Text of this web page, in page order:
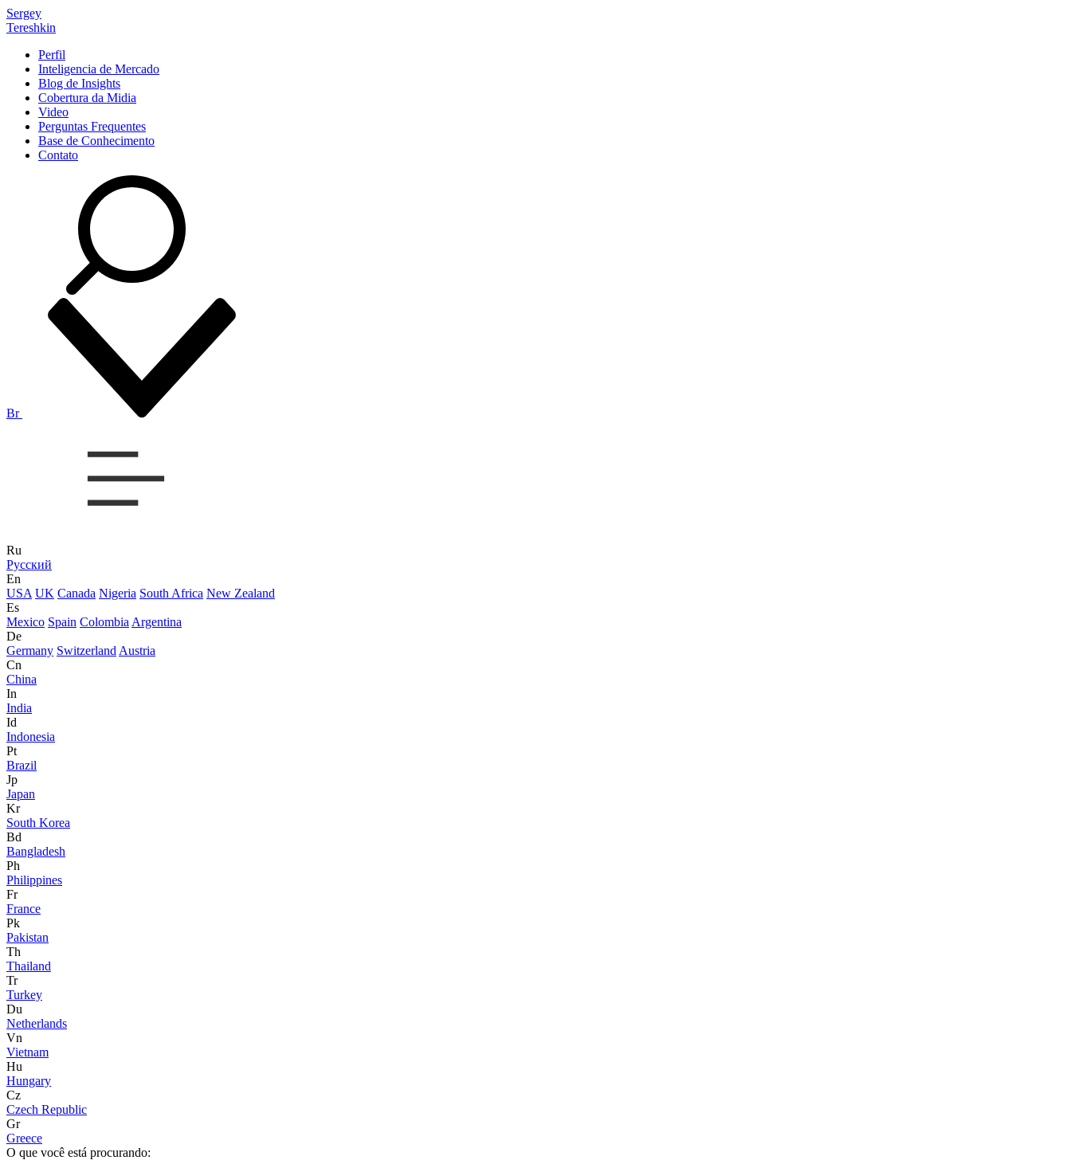
Sergey
Tereshkin
Perfil
Inteligencia de Mercado
Blog de Insights
Cobertura da Midia
Video
Perguntas Frequentes
Base de Conhecimento
Contato
Br
Ru
Русский
En
USA UK Canada Nigeria South Africa New Zealand
Es
Mexico Spain Colombia Argentina
De
Germany Switzerland Austria
Cn
China
In
India
Id
Indonesia
Pt
Brazil
Jp
Japan
Kr
South Korea
Bd
Bangladesh
Ph
Philippines
Fr
France
Pk
Pakistan
Th
Thailand
Tr
Turkey
Du
Netherlands
Vn
Vietnam
Hu
Hungary
Cz
Czech Republic
Gr
Greece
O que você está procurando: